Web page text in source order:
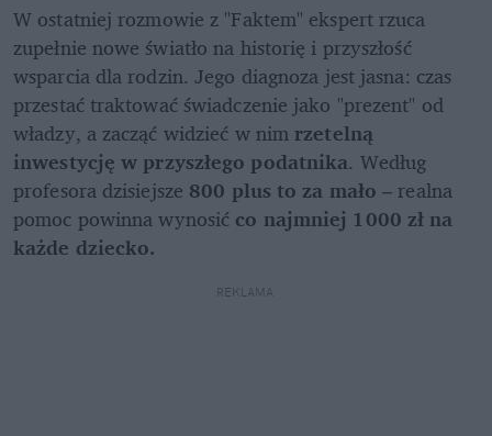
W ostatniej rozmowie z "Faktem" ekspert rzuca
zupełnie nowe światło na historię i przyszłość
wsparcia dla rodzin. Jego diagnoza jest jasna: czas
przestać traktować świadczenie jako "prezent" od
władzy, a zacząć widzieć w nim rzetelną
inwestycję w przyszłego podatnika. Według
profesora dzisiejsze 800 plus to za mało – realna
pomoc powinna wynosić co najmniej 1000 zł na
każde dziecko.
REKLAMA